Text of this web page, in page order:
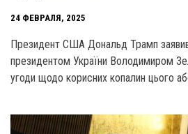
24 ФЕВРАЛЯ, 2025
Президент США Дональд Трамп
президентом України Володимиром
угоди щодо корисних копалин цього